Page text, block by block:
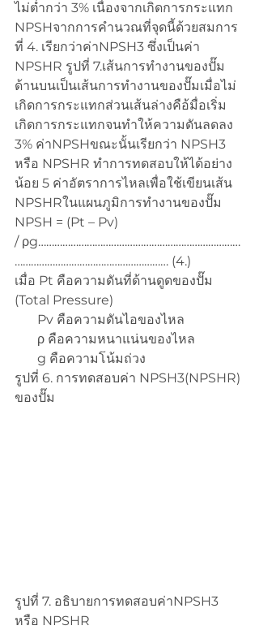
ไม่ต่ำกว่า 3% เนื่องจากเกิดการกระแทก
NPSHจากการคำนวณที่จุดนี้ด้วยสมการ
ที่ 4. เรียกว่าค่าNPSH3 ซึ่งเป็นค่า
NPSHR รูปที่ 7.เส้นการทำงานของปั๊ม
ด้านบนเป็นเส้นการทำงานของปั๊มเมื่อไม่
เกิดการกระแทกส่วนเส้นล่างคือ้มื่อเริ่ม
เกิดการกระแทกจนทำให้ความดันลดลง
3% ค่าNPSHขณะนั้นเรียกว่า NPSH3
หรือ NPSHR ทำการทดสอบให้ได้อย่าง
น้อย 5 ค่าอัตราการไหลเพื่อใช้เขียนเส้น
NPSHRในแผนภูมิการทำงานของปั๊ม
NPSH = (Pt – Pv)
/ ρg…………………………………………………………………
………………………………………………… (4.)
เมื่อ Pt คือความดันที่ด้านดูดของปั๊ม
(Total Pressure)
Pv คือความดันไอของไหล
ρ คือความหนาแน่นของไหล
g คือความโน้มถ่วง
รูปที่ 6. การทดสอบค่า NPSH3(NPSHR)
ของปั๊ม
รูปที่ 7. อธิบายการทดสอบค่าNPSH3
หรือ NPSHR